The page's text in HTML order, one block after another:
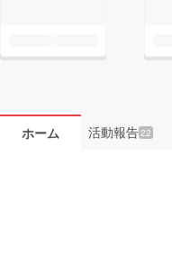
ホーム 活動報告22